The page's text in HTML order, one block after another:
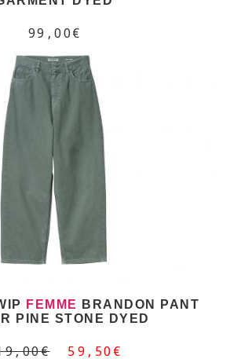
99,00€
FEMME
BRANDON PANT
PINE STONE DYED
59,50€